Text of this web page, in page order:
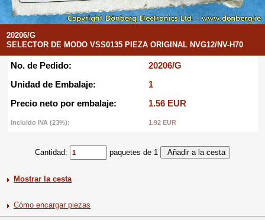
20206/G
SELECTOR DE MODO VSS0135 PIEZA ORIGINAL NVG12/NV-H70
No. de Pedido:
20206/G
Unidad de Embalaje:
1
Precio neto por embalaje:
1.56 EUR
Incluido IVA (23%): 1.92 EUR
Cantidad: paquetes de 1
Mostrar la cesta
Cómo encargar piezas